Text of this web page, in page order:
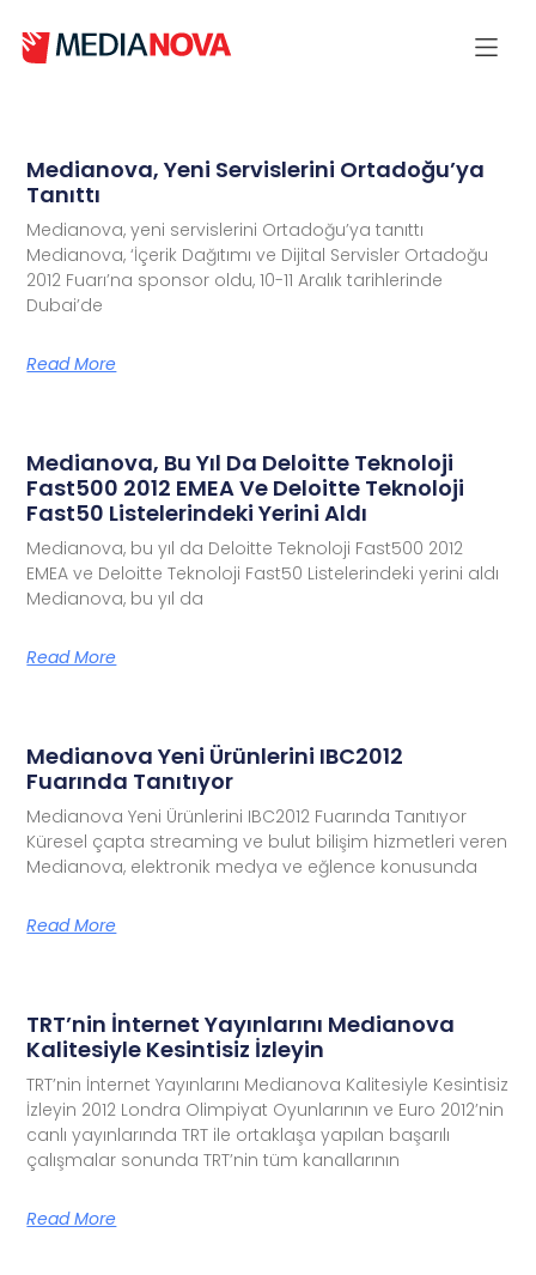
Medianova, Yeni Servislerini Ortadoğu’ya
Tanıttı
Medianova, yeni servislerini Ortadoğu’ya tanıttı
Medianova, ‘İçerik Dağıtımı ve Dijital Servisler Ortadoğu
2012 Fuarı’na sponsor oldu, 10-11 Aralık tarihlerinde
Dubai’de
Read More
Medianova, Bu Yıl Da Deloitte Teknoloji
Fast500 2012 EMEA Ve Deloitte Teknoloji
Fast50 Listelerindeki Yerini Aldı
Medianova, bu yıl da Deloitte Teknoloji Fast500 2012
EMEA ve Deloitte Teknoloji Fast50 Listelerindeki yerini aldı
Medianova, bu yıl da
Read More
Medianova Yeni Ürünlerini IBC2012
Fuarında Tanıtıyor
Medianova Yeni Ürünlerini IBC2012 Fuarında Tanıtıyor
Küresel çapta streaming ve bulut bilişim hizmetleri veren
Medianova, elektronik medya ve eğlence konusunda
Read More
TRT’nin İnternet Yayınlarını Medianova
Kalitesiyle Kesintisiz İzleyin
TRT’nin İnternet Yayınlarını Medianova Kalitesiyle Kesintisiz
İzleyin 2012 Londra Olimpiyat Oyunlarının ve Euro 2012’nin
canlı yayınlarında TRT ile ortaklaşa yapılan başarılı
çalışmalar sonunda TRT’nin tüm kanallarının
Read More